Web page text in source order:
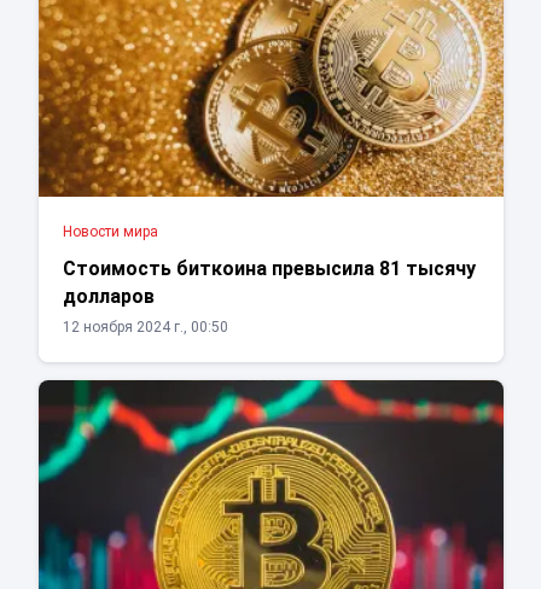
Новости мира
Стоимость биткоина превысила 81 тысячу
долларов
12 ноября 2024 г., 00:50